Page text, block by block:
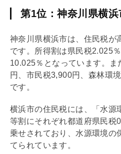
第1位：神奈川県横浜
神奈川県横浜市は、住民税が
です。所得割は県民税2.025
10.025％となっています。
円、市民税3,900円、森林環
です。
横浜市の住民税には、「水源
等割にそれぞれ都道府県民税
乗せされており、水源環境の
てられています。